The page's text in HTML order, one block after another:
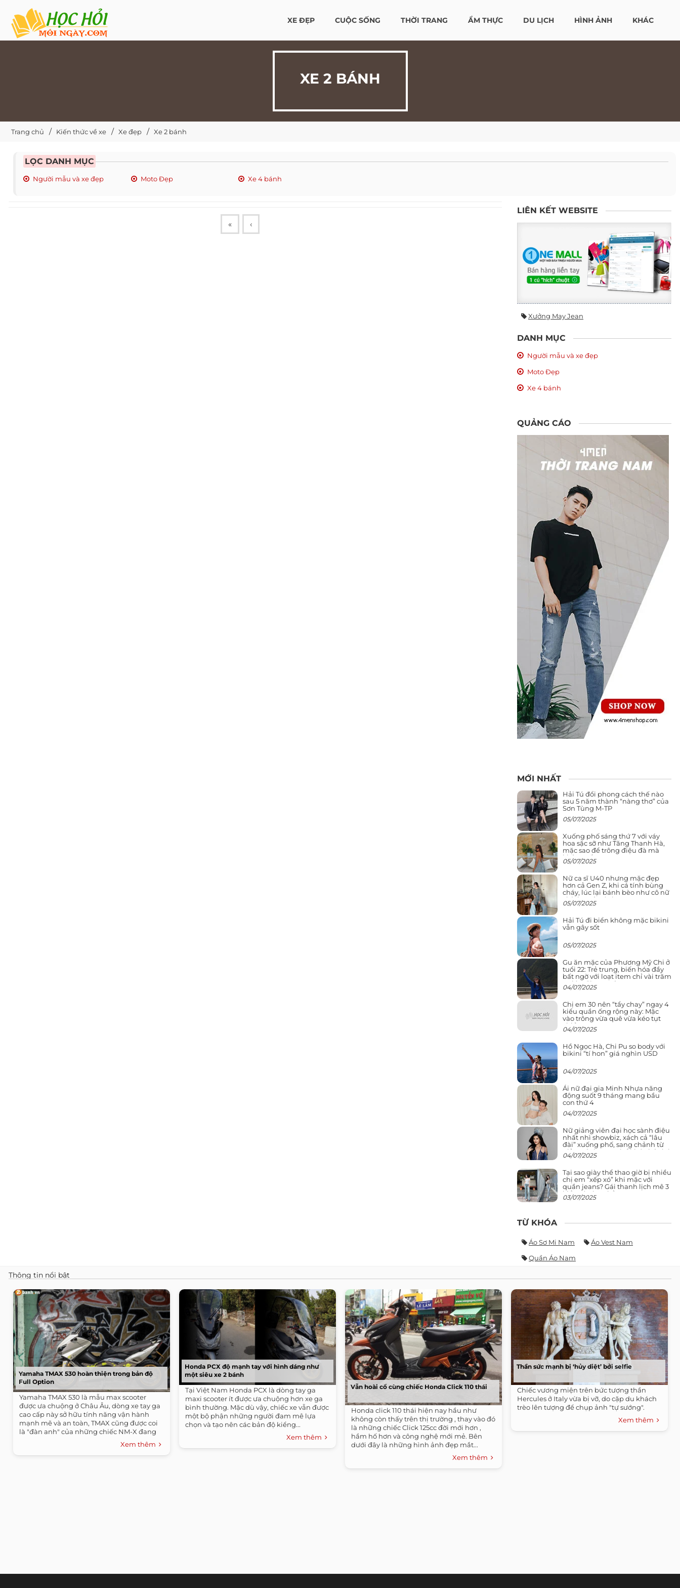
XE ĐẸP CUỘC SỐNG THỜI TRANG ẨM THỰC DU LỊCH HÌNH ẢNH KHÁC
XE 2 BÁNH
Trang chủ Kiến thức về xe Xe đẹp Xe 2 bánh
LỌC DANH MỤC
Người mẫu và xe đẹp Moto Đẹp Xe 4 bánh
« ‹
LIÊN KẾT WEBSITE
Xưởng May Jean
DANH MỤC
Người mẫu và xe đẹp
Moto Đẹp
Xe 4 bánh
QUẢNG CÁO
MỚI NHẤT
Hải Tú đổi phong cách thế nào
sau 5 năm thành “nàng thơ” của
Sơn Tùng M-TP
05/07/2025
Xuống phố sáng thứ 7 với váy
hoa sặc sỡ như Tăng Thanh Hà,
mặc sao để trông điệu đà mà
không sến
05/07/2025
Nữ ca sĩ U40 nhưng mặc đẹp
hơn cả Gen Z, khi cá tính bùng
cháy, lúc lại bánh bèo như cô nữ
chính ngôn tình
05/07/2025
Hải Tú đi biển không mặc bikini
vẫn gây sốt
05/07/2025
Gu ăn mặc của Phương Mỹ Chi ở
tuổi 22: Trẻ trung, biến hóa đầy
bất ngờ với loạt item chỉ vài trăm
nghìn đã mua được
04/07/2025
Chị em 30 nên “tẩy chay” ngay 4
kiểu quần ống rộng này: Mặc
vào trông vừa quê vừa kéo tụt
chiều cao
04/07/2025
Hồ Ngọc Hà, Chi Pu so body với
bikini “tí hon” giá nghìn USD
04/07/2025
Ái nữ đại gia Minh Nhựa năng
động suốt 9 tháng mang bầu
con thứ 4
04/07/2025
Nữ giảng viên đại học sành điệu
nhất nhì showbiz, xách cả “lâu
đài” xuống phố, sang chảnh từ
giảng đường ra phố khó ai đọ lại
04/07/2025
Tại sao giày thể thao giờ bị nhiều
chị em “xếp xó” khi mặc với
quần jeans? Gái thanh lịch mê 3
kiểu này hơn hẳn
03/07/2025
TỪ KHÓA
Áo Sơ Mi Nam
Áo Vest Nam
Quần Áo Nam
Thông tin nổi bật
Yamaha TMAX 530 hoàn thiện trong bản độ
Full Option
Yamaha TMAX 530 là mẫu max scooter
được ưa chuộng ở Châu Âu, dòng xe tay ga
cao cấp này sở hữu tính năng vận hành
mạnh mẽ và an toàn, TMAX cũng được coi
là "đàn anh" của những chiếc NM-X đang
Xem thêm
Honda PCX độ mạnh tay với hình dáng như
một siêu xe 2 bánh
Tại Việt Nam Honda PCX là dòng tay ga
maxi scooter ít được ưa chuộng hơn xe ga
bình thường. Mặc dù vậy, chiếc xe vẫn được
một bộ phận những người đam mê lựa
chọn và tạo nên các bản độ kiểng...
Xem thêm
Vẫn hoài cổ cùng chiếc Honda Click 110 thái
Honda click 110 thái hiện nay hầu như
không còn thấy trên thị trường , thay vào đó
là những chiếc Click 125cc đời mới hơn ,
hầm hố hơn và công nghệ mới mẻ. Bên
dưới đây là những hình ảnh đẹp mắt...
Xem thêm
Thần sức mạnh bị ‘hủy diệt’ bởi selfie
Chiếc vương miện trên bức tượng thần
Hercules ở Italy vừa bị vỡ, do cặp du khách
trèo lên tượng để chụp ảnh "tự sướng".
Xem thêm